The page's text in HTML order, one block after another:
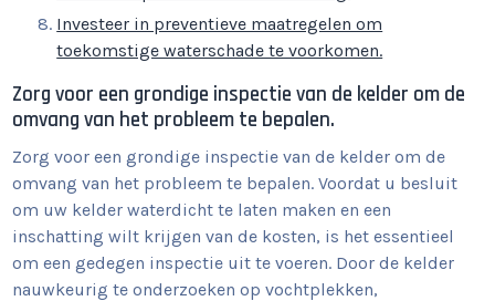
Investeer in preventieve maatregelen om
toekomstige waterschade te voorkomen.
Zorg voor een grondige inspectie van de kelder om de
omvang van het probleem te bepalen.
Zorg voor een grondige inspectie van de kelder om de
omvang van het probleem te bepalen. Voordat u besluit
om uw kelder waterdicht te laten maken en een
inschatting wilt krijgen van de kosten, is het essentieel
om een gedegen inspectie uit te voeren. Door de kelder
nauwkeurig te onderzoeken op vochtplekken,